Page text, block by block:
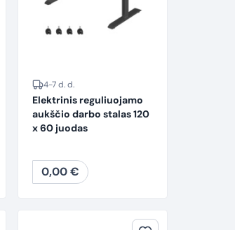
4-7 d. d.
Elektrinis reguliuojamo
aukščio darbo stalas 120
x 60 juodas
0,00€